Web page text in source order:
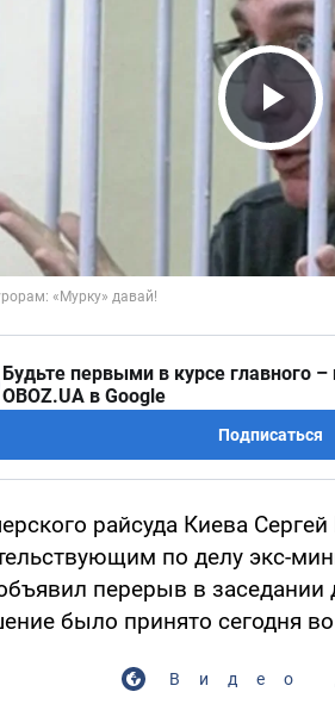
Play
Будьте первыми в курсе главного
OBOZ.UA в Google
Подписаться
райсуда Киева
по делу экс-
перерыв в заседании
было принято сегодня
Видео